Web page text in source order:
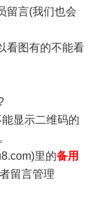
留言(我们也会
图有的不能看
显示二维码的
里的备用
留言管理